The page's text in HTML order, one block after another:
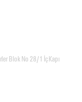
Blok No 28/1 İç Kapı